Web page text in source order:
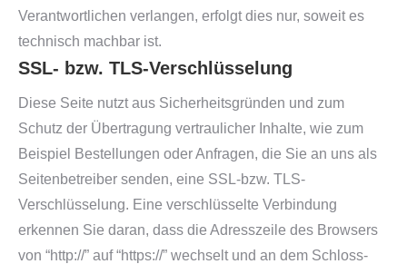
Verantwortlichen verlangen, erfolgt dies nur, soweit es
technisch machbar ist.
SSL- bzw. TLS-Verschlüsselung
Diese Seite nutzt aus Sicherheitsgründen und zum
Schutz der Übertragung vertraulicher Inhalte, wie zum
Beispiel Bestellungen oder Anfragen, die Sie an uns als
Seitenbetreiber senden, eine SSL-bzw. TLS-
Verschlüsselung. Eine verschlüsselte Verbindung
erkennen Sie daran, dass die Adresszeile des Browsers
von “http://” auf “https://” wechselt und an dem Schloss-